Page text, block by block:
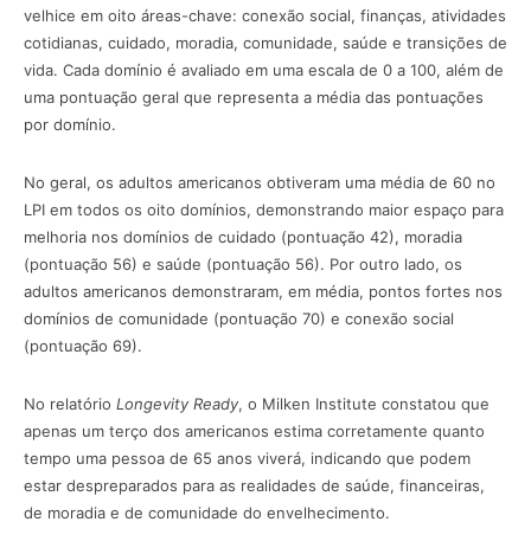
velhice em oito áreas-chave: conexão social, finanças, atividades
cotidianas, cuidado, moradia, comunidade, saúde e transições de
vida. Cada domínio é avaliado em uma escala de 0 a 100, além de
uma pontuação geral que representa a média das pontuações
por domínio.
No geral, os adultos americanos obtiveram uma média de 60 no
LPI em todos os oito domínios, demonstrando maior espaço para
melhoria nos domínios de cuidado (pontuação 42), moradia
(pontuação 56) e saúde (pontuação 56). Por outro lado, os
adultos americanos demonstraram, em média, pontos fortes nos
domínios de comunidade (pontuação 70) e conexão social
(pontuação 69).
No relatório Longevity Ready, o Milken Institute constatou que
apenas um terço dos americanos estima corretamente quanto
tempo uma pessoa de 65 anos viverá, indicando que podem
estar despreparados para as realidades de saúde, financeiras,
de moradia e de comunidade do envelhecimento.